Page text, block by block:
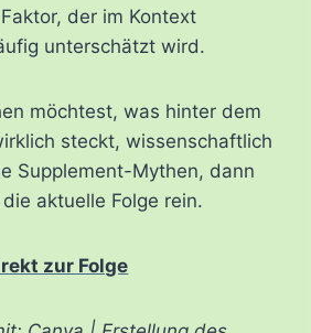
der im Kontext
unterschätzt wird.
möchtest, was hinter dem
steckt, wissenschaftlich
Supplement-Mythen, dann
aktuelle Folge rein.
zur Folge